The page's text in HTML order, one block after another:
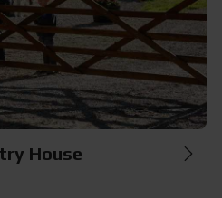
House